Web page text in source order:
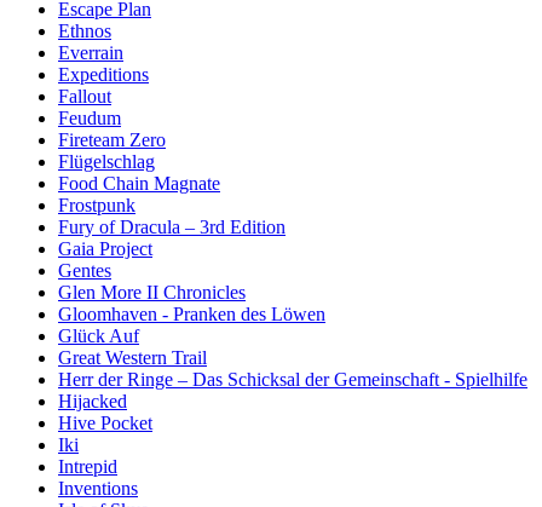
Escape Plan
Ethnos
Everrain
Expeditions
Fallout
Feudum
Fireteam Zero
Flügelschlag
Food Chain Magnate
Frostpunk
Fury of Dracula – 3rd Edition
Gaia Project
Gentes
Glen More II Chronicles
Gloomhaven - Pranken des Löwen
Glück Auf
Great Western Trail
Herr der Ringe – Das Schicksal der Gemeinschaft - Spielhilfe
Hijacked
Hive Pocket
Iki
Intrepid
Inventions